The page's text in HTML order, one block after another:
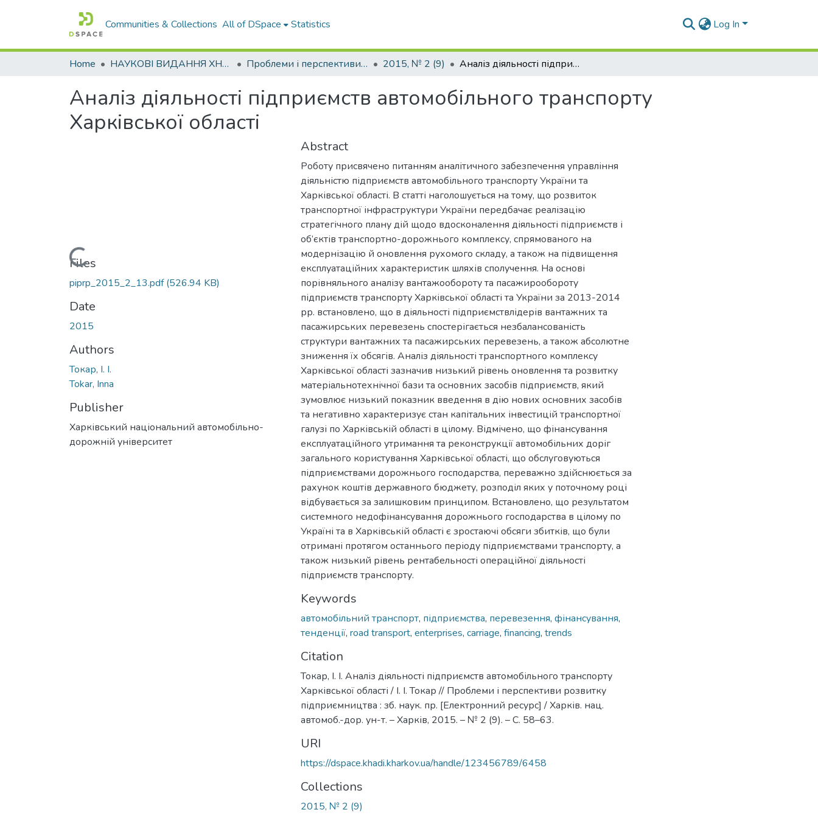
Communities & Collections All of DSpace Statistics Log In
Home НАУКОВІ ВИДАННЯ ХНАДУ Проблеми і перспективи розвитку підприємництва 2015, № 2 (9) Аналіз діяльності підприємств автомобільного транспорту Харківської області
Аналіз діяльності підприємств автомобільного транспорту
Харківської області
Loading...
Files
piprp_2015_2_13.pdf(526.94 KB)
Date
2015
Authors
Токар, І. І.
Tokar, Inna
Publisher
Харківський національний автомобільно-
дорожній університет
Abstract
Роботу присвячено питанням аналітичного забезпечення управління
діяльністю підприємств автомобільного транспорту України та
Харківської області. В статті наголошується на тому, що розвиток
транспортної інфраструктури України передбачає реалізацію
стратегічного плану дій щодо вдосконалення діяльності підприємств і
об’єктів транспортно-дорожнього комплексу, спрямованого на
модернізацію й оновлення рухомого складу, а також на підвищення
експлуатаційних характеристик шляхів сполучення. На основі
порівняльного аналізу вантажообороту та пасажирообороту
підприємств транспорту Харківської області та України за 2013-2014
рр. встановлено, що в діяльності підприємствлідерів вантажних та
пасажирських перевезень спостерігається незбалансованість
структури вантажних та пасажирських перевезень, а також абсолютне
зниження їх обсягів. Аналіз діяльності транспортного комплексу
Харківської області зазначив низький рівень оновлення та розвитку
матеріальнотехнічної бази та основних засобів підприємств, який
зумовлює низький показник введення в дію нових основних засобів
та негативно характеризує стан капітальних інвестицій транспортної
галузі по Харківській області в цілому. Відмічено, що фінансування
експлуатаційного утримання та реконструкції автомобільних доріг
загального користування Харківської області, що обслуговуються
підприємствами дорожнього господарства, переважно здійснюється за
рахунок коштів державного бюджету, розподіл яких у поточному році
відбувається за залишковим принципом. Встановлено, що результатом
системного недофінансування дорожнього господарства в цілому по
Україні та в Харківській області є зростаючі обсяги збитків, що були
отримані протягом останнього періоду підприємствами транспорту, а
також низький рівень рентабельності операційної діяльності
підприємств транспорту.
Keywords
автомобільний транспорт, підприємства, перевезення, фінансування,
тенденції, road transport, enterprises, carriage, financing, trends
Citation
Токар, І. І. Аналіз діяльності підприємств автомобільного транспорту
Харківської області / І. І. Токар // Проблеми і перспективи розвитку
підприємництва : зб. наук. пр. [Електронний ресурс] / Харків. нац.
автомоб.-дор. ун-т. – Харків, 2015. – № 2 (9). – С. 58–63.
URI
https://dspace.khadi.kharkov.ua/handle/123456789/6458
Collections
2015, № 2 (9)